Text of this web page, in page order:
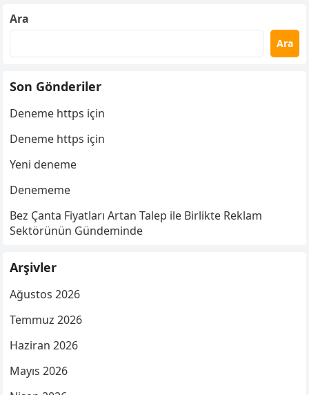
Ara
Ara
Son Gönderiler
Deneme https için
Deneme https için
Yeni deneme
Denememe
Bez Çanta Fiyatları Artan Talep ile Birlikte Reklam
Sektörünün Gündeminde
Arşivler
Ağustos 2026
Temmuz 2026
Haziran 2026
Mayıs 2026